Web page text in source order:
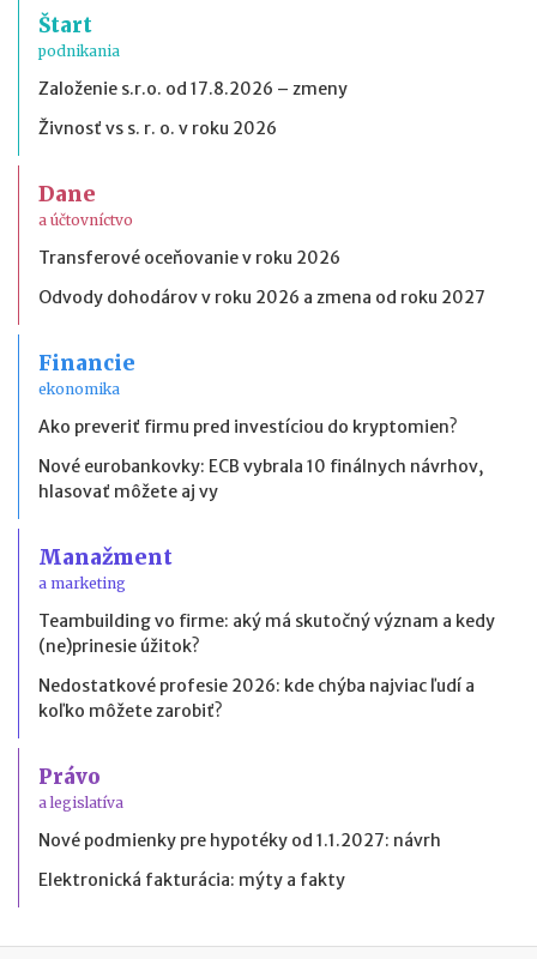
Štart
podnikania
Založenie s.r.o. od 17.8.2026 – zmeny
Živnosť vs s. r. o. v roku 2026
Dane
a účtovníctvo
Transferové oceňovanie v roku 2026
Odvody dohodárov v roku 2026 a zmena od roku 2027
Financie
ekonomika
Ako preveriť firmu pred investíciou do kryptomien?
Nové eurobankovky: ECB vybrala 10 finálnych návrhov,
hlasovať môžete aj vy
Manažment
a marketing
Teambuilding vo firme: aký má skutočný význam a kedy
(ne)prinesie úžitok?
Nedostatkové profesie 2026: kde chýba najviac ľudí a
koľko môžete zarobiť?
Právo
a legislatíva
Nové podmienky pre hypotéky od 1.1.2027: návrh
Elektronická fakturácia: mýty a fakty